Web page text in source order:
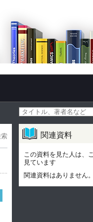
関連資料
この資料を見た人は、
見ています
関連資料はありません。